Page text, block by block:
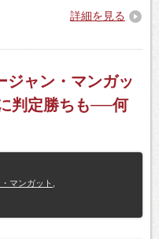
詳細を見る
ジャン・マンガッ
判定勝ちも──何
マンガット